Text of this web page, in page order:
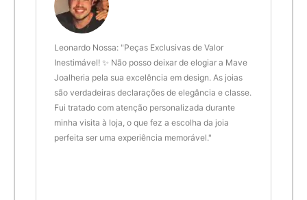
Leonardo Nossa: "Peças Exclusivas de Valor
Inestimável! ✨ Não posso deixar de elogiar a Mave
Joalheria pela sua excelência em design. As joias
são verdadeiras declarações de elegância e classe.
Fui tratado com atenção personalizada durante
minha visita à loja, o que fez a escolha da joia
perfeita ser uma experiência memorável."